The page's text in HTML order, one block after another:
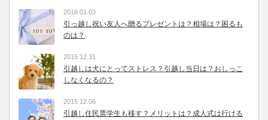
2016 01.03
引っ越し祝い友人へ贈るプレゼントは？相場は？困るも
のは？
2015 12.31
引越しは犬にとってストレス？引越し当日は？おしっこ
しなくなるの？
2015 12.06
引越し住民票学生も移す？メリットは？成人式は行ける